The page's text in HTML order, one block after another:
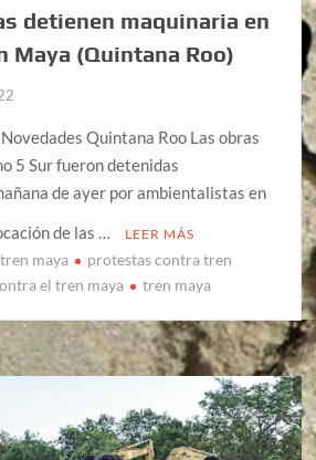
detienen maquinaria en
Maya (Quintana Roo)
Quintana Roo Las obras
5 Sur fueron detenidas
de ayer por ambientalistas en
de las …
LEER MÁS
maya
protestas contra tren
el tren maya tren maya